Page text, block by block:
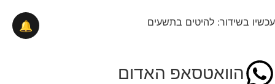
עכשיו בשידור: להיטים בתשעים
הוואטסאפ האדום
🔔